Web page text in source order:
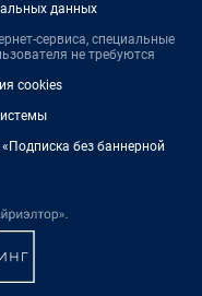
данных
сервиса, специальные
не требуются
cookies
без баннерной